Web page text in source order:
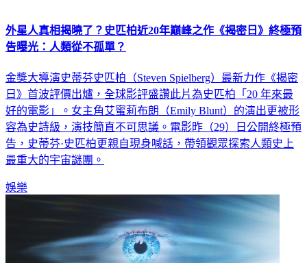
外星人真相揭曉了？史匹柏近20年巔峰之作《揭密日》終極預
告曝光：人類從不孤單？
金獎大導演史蒂芬史匹柏（Steven Spielberg）最新力作《揭密
日》首波評價出爐，全球影評盛讚此片為史匹柏「20 年來最
好的電影」。女主角艾蜜莉布朗（Emily Blunt）的演出更被形
容為史詩級，演技簡直不可思議。電影昨（29）日公開終極預
告，史蒂芬·史匹柏更親自現身喊話，帶領觀眾探索人類史上
最重大的宇宙謎團。
娛樂